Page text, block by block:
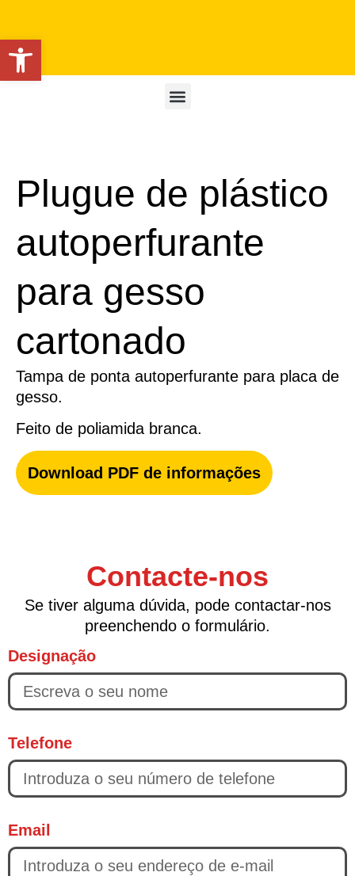
Plugue de plástico
autoperfurante
para gesso
cartonado
Tampa de ponta autoperfurante para placa de
gesso.
Feito de poliamida branca.
Download PDF de informações
Contacte-nos
Se tiver alguma dúvida, pode contactar-nos
preenchendo o formulário.
Designação
Telefone
Email
Open toolbar